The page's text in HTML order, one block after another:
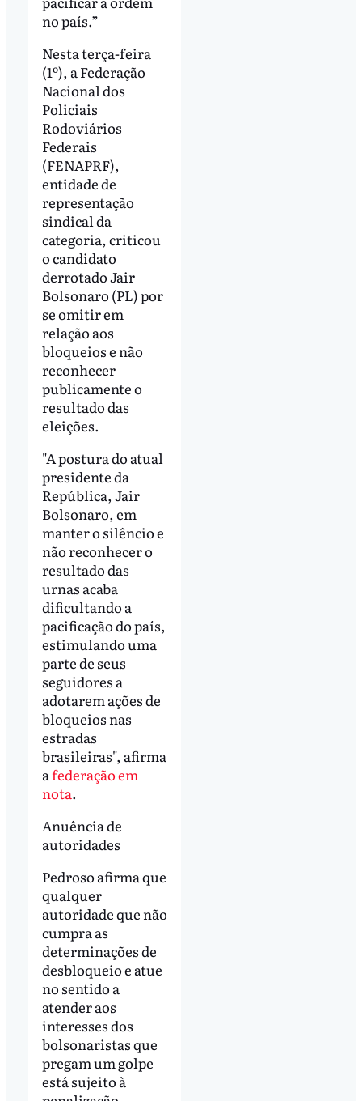
no país.”
Nesta terça-feira
(1º), a Federação
Nacional dos
Policiais
Rodoviários
Federais
(FENAPRF),
entidade de
representação
sindical da
categoria, criticou
o candidato
derrotado Jair
Bolsonaro (PL) por
se omitir em
relação aos
bloqueios e não
reconhecer
publicamente o
resultado das
eleições.
"A postura do atual
presidente da
República, Jair
Bolsonaro, em
manter o silêncio e
não reconhecer o
resultado das
urnas acaba
dificultando a
pacificação do país,
estimulando uma
parte de seus
seguidores a
adotarem ações de
bloqueios nas
estradas
brasileiras", afirma
afederação em
nota.
Anuência de
autoridades
Pedroso afirma que
qualquer
autoridade que não
cumpra as
determinações de
desbloqueio e atue
no sentido a
atender aos
interesses dos
bolsonaristas que
pregam um golpe
está sujeito à